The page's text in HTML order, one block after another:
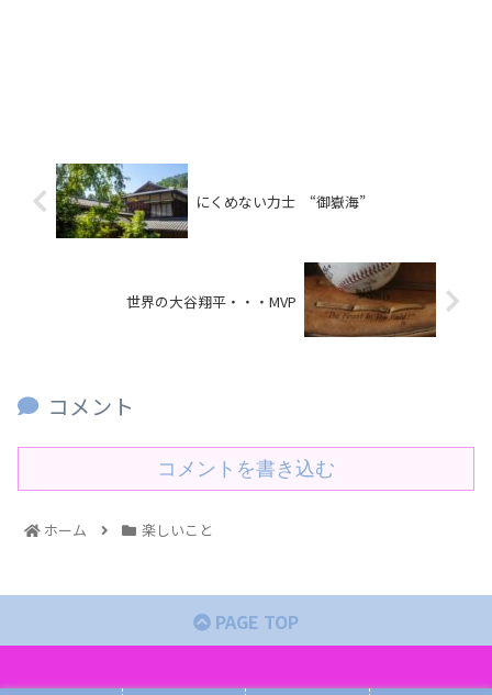
にくめない力士 “御嶽海”
世界の大谷翔平・・・MVP
コメント
コメントを書き込む
ホーム 楽しいこと
PAGE TOP